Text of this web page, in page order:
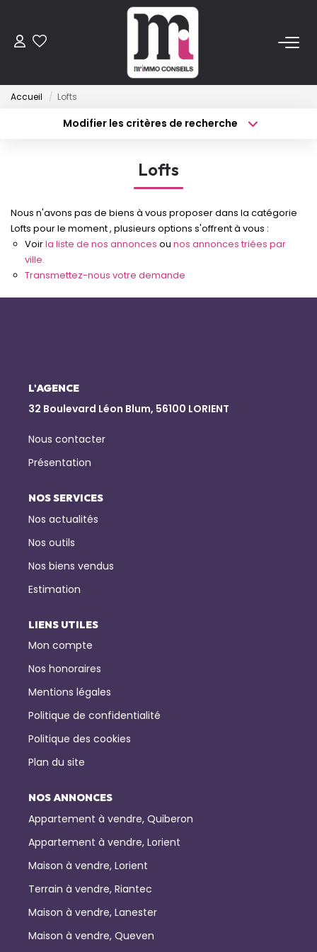
ACHETER
Programmes Neufs
VENDRE
LOUER
Notre Équipe
Accueil Lofts
Modifier les critères de recherche
Budget max Plus de critères
Lofts
Nous n'avons pas de biens à vous proposer dans la catégorie
Lofts pour le moment , plusieurs options s'offrent à vous :
Voirla liste de nos annonces ou nos annonces triées par
ville.
Transmettez-nous votre demande
L'AGENCE
32 Boulevard Léon Blum, 56100 LORIENT
Nous contacter
Présentation
NOS SERVICES
Nos actualités
Nos outils
Nos biens vendus
Estimation
LIENS UTILES
Mon compte
Nos honoraires
Mentions légales
Politique de confidentialité
Politique des cookies
Plan du site
NOS ANNONCES
Appartement à vendre, Quiberon
Appartement à vendre, Lorient
Maison à vendre, Lorient
Terrain à vendre, Riantec
Maison à vendre, Lanester
Maison à vendre, Queven